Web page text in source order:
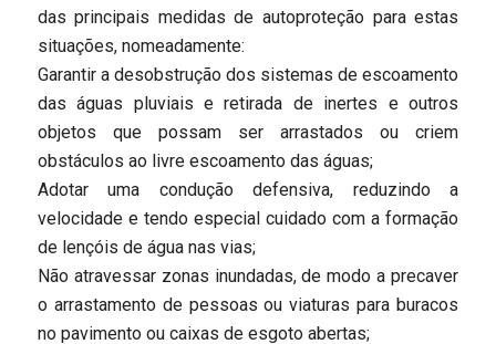
das principais medidas de autoproteção para estas
situações, nomeadamente:
Garantir a desobstrução dos sistemas de escoamento
das águas pluviais e retirada de inertes e outros
objetos que possam ser arrastados ou criem
obstáculos ao livre escoamento das águas;
Adotar uma condução defensiva, reduzindo a
velocidade e tendo especial cuidado com a formação
de lençóis de água nas vias;
Não atravessar zonas inundadas, de modo a precaver
o arrastamento de pessoas ou viaturas para buracos
no pavimento ou caixas de esgoto abertas;